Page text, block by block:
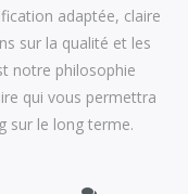
adaptée, claire
sur la qualité et les
notre philosophie
qui vous permettra
sur le long terme.